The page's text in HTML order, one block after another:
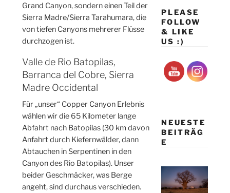
Grand Canyon, sondern einen Teil der
Sierra Madre/Sierra Tarahumara, die
von tiefen Canyons mehrerer Flüsse
durchzogen ist.
Valle de Rio Batopilas,
Barranca del Cobre, Sierra
Madre Occidental
Für „unser“ Copper Canyon Erlebnis
wählen wir die 65 Kilometer lange
Abfahrt nach Batopilas (30 km davon
Anfahrt durch Kiefernwälder, dann
Abtauchen in Serpentinen in den
Canyon des Rio Batopilas). Unser
beider Geschmäcker, was Berge
angeht, sind durchaus verschieden.
PLEASE
FOLLOW
& LIKE
US :)
NEUESTE
BEITRÄG
E